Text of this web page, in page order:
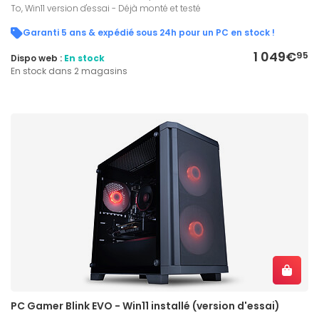
To, Win11 version d'essai - Déjà monté et testé
Garanti 5 ans & expédié sous 24h pour un PC en stock !
1 049€95
Dispo web : En stock
En stock dans 2 magasins
PC Gamer Blink EVO - Win11 installé (version d'essai)